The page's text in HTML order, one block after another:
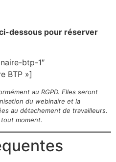
dessous pour réserver
btp-1″
BTP »]
au RGPD. Elles seront
du webinaire et la
au détachement de travailleurs.
moment.